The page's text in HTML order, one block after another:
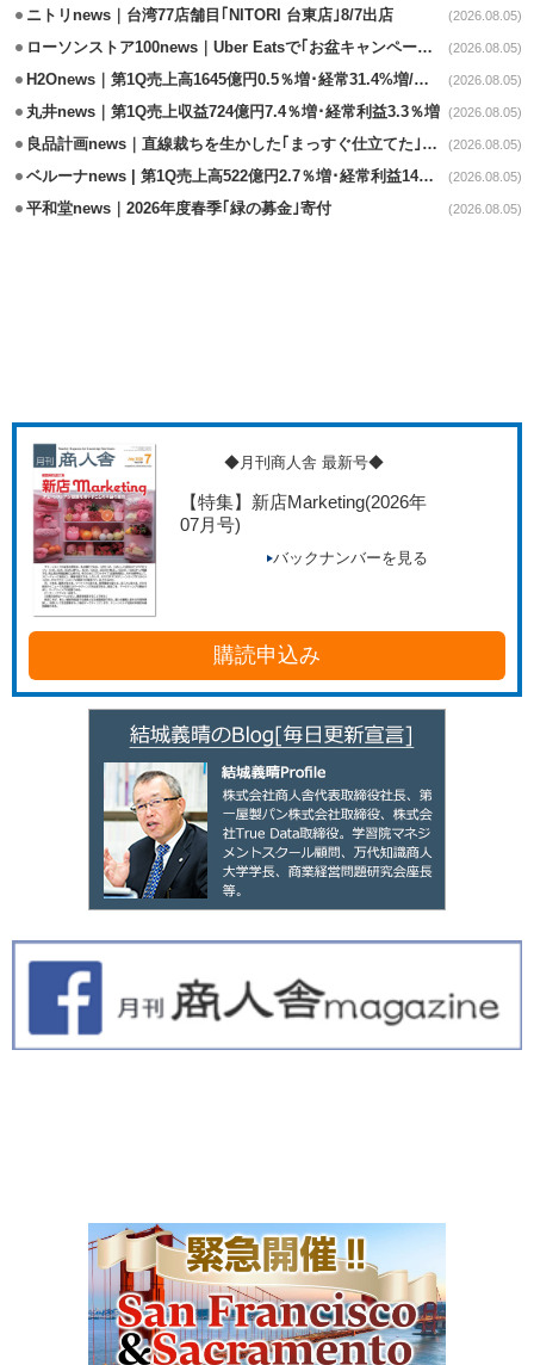
ニトリnews｜台湾77店舗目｢NITORI 台東店｣8/7出店 (2026.08.05)
ローソンストア100news｜Uber Eatsで｢お盆キャンペーン｣8/3～8/16開催 (2026.08.05)
H2Onews｜第1Q売上高1645億円0.5％増･経常31.4%増/百貨店事業が伸長 (2026.08.05)
丸井news｜第1Q売上収益724億円7.4％増･経常利益3.3％増 (2026.08.05)
良品計画news｜直線裁ちを生かした｢まっすぐ仕立てた｣シリーズ発売 (2026.08.05)
ベルーナnews | 第1Q売上高522億円2.7％増･経常利益14億円8.8％増 (2026.08.05)
平和堂news｜2026年度春季｢緑の募金｣寄付 (2026.08.05)
◆月刊商人舎 最新号◆
【特集】新店Marketing(2026年
07月号)
バックナンバーを見る
購読申込み